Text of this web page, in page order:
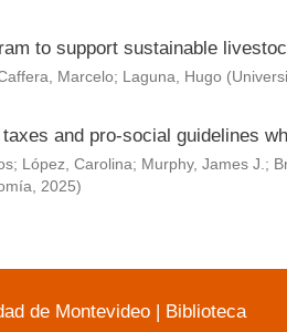
to support sustainable
Marcelo; Laguna, Hugo (
and pro-social guidelines
; López, Carolina; Murphy, James J.;
, 2025)
de Montevideo | Biblioteca